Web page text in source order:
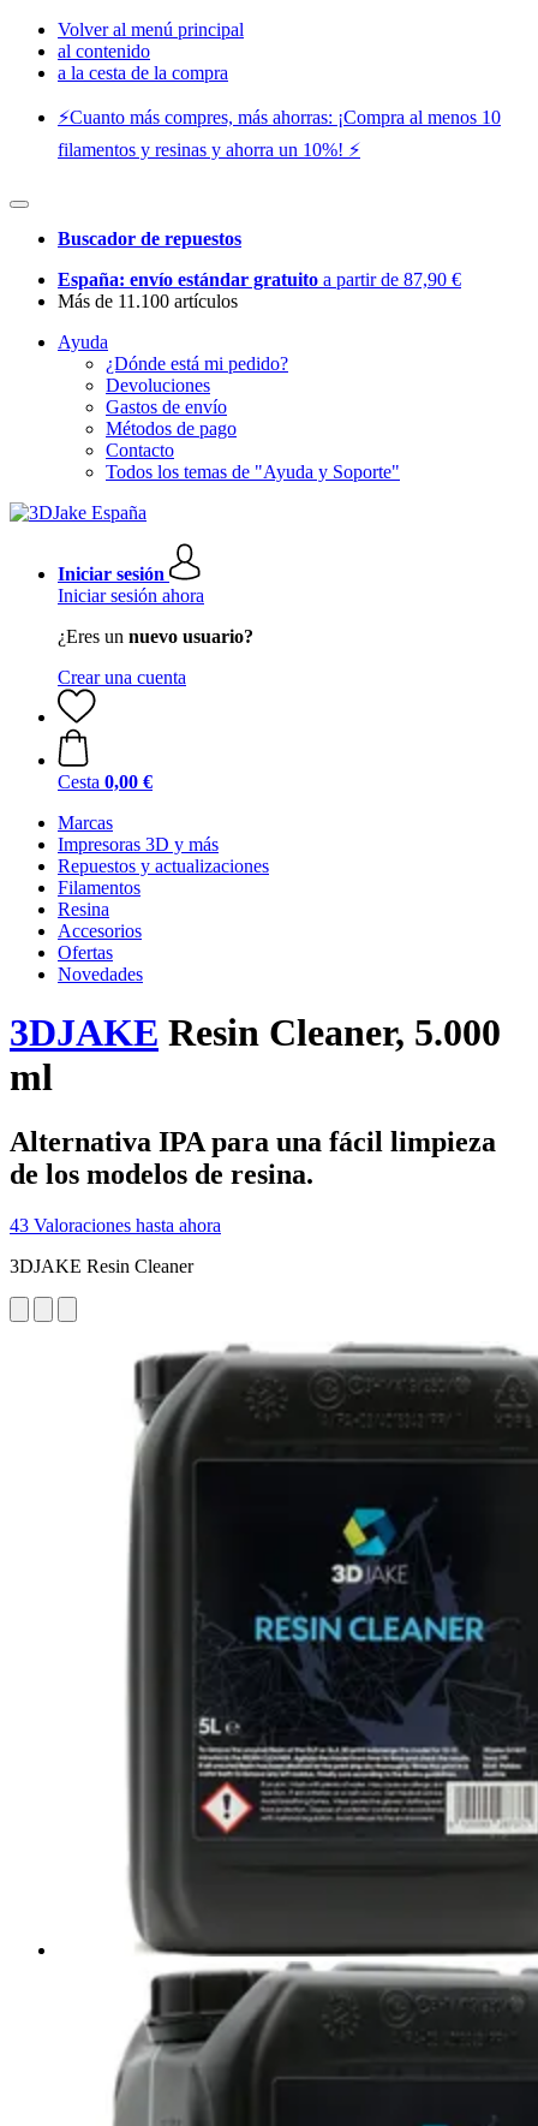
Volver al menú principal
al contenido
a la cesta de la compra
⚡️Cuanto más compres, más ahorras: ¡Compra al menos 10
filamentos y resinas y ahorra un 10%! ⚡️
Buscador de repuestos
España: envío estándar gratuito a partir de 87,90 €
Más de 11.100 artículos
Ayuda
¿Dónde está mi pedido?
Devoluciones
Gastos de envío
Métodos de pago
Contacto
Todos los temas de "Ayuda y Soporte"
Iniciar sesión
Iniciar sesión ahora
¿Eres un nuevo usuario?
Crear una cuenta
Cesta 0,00 €
Marcas
Impresoras 3D y más
Repuestos y actualizaciones
Filamentos
Resina
Accesorios
Ofertas
Novedades
3DJAKE Resin Cleaner, 5.000
ml
Alternativa IPA para una fácil limpieza
de los modelos de resina.
43 Valoraciones hasta ahora
3DJAKE Resin Cleaner